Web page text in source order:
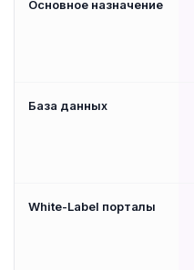
Основное назначение
База данных
White-Label порталы